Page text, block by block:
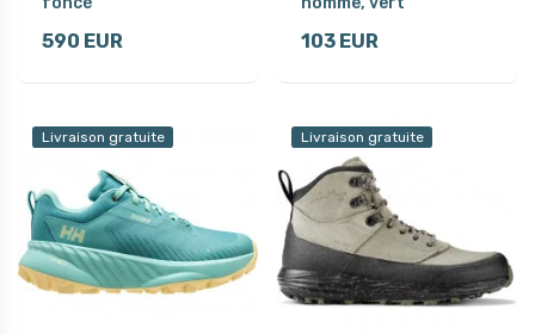
590 EUR 103 EUR
Livraison gratuite Livraison gratuite